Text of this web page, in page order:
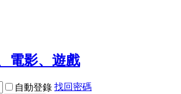
自動登錄 找回密碼